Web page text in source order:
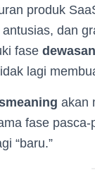
produk
dan
fase
lagi
akan
fase
“baru.”